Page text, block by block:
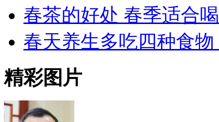
春茶的好处 春季适合
春天养生多吃四种食
精彩图片